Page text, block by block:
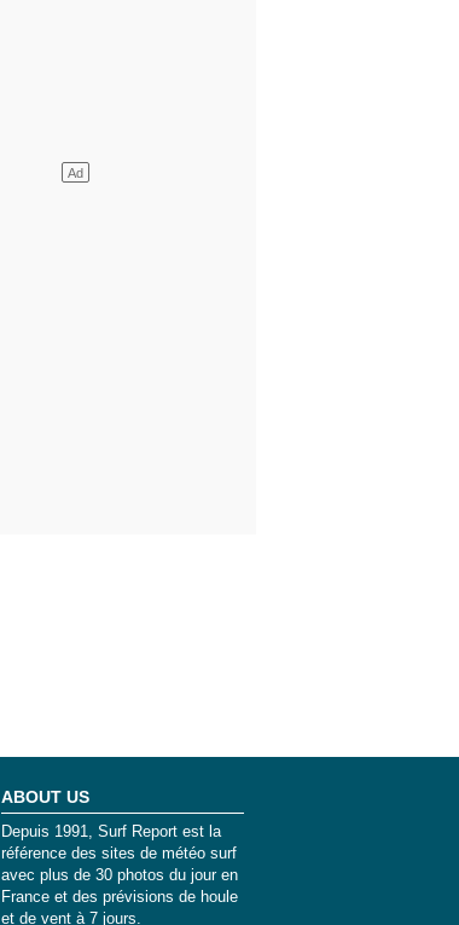
ABOUT US
Depuis 1991, Surf Report est la
référence des sites de météo surf
avec plus de 30 photos du jour en
France et des prévisions de houle
et de vent à 7 jours.